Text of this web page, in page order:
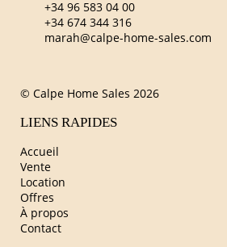
+34 96 583 04 00
+34 674 344 316
marah@calpe-home-sales.com
© Calpe Home Sales 2026
LIENS RAPIDES
Accueil
Vente
Location
Offres
À propos
Contact